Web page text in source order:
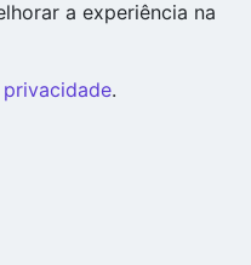
a experiência na
.